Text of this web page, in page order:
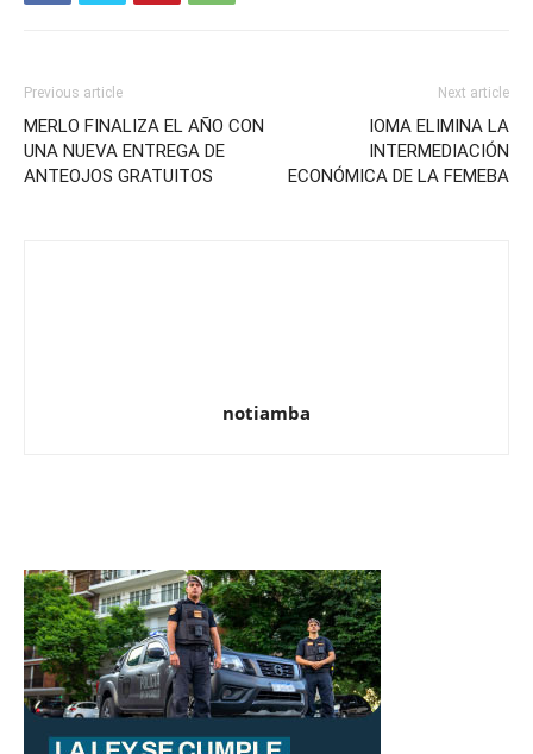
Previous article
MERLO FINALIZA EL AÑO CON
UNA NUEVA ENTREGA DE
ANTEOJOS GRATUITOS
Next article
IOMA ELIMINA LA
INTERMEDIACIÓN
ECONÓMICA DE LA FEMEBA
notiamba